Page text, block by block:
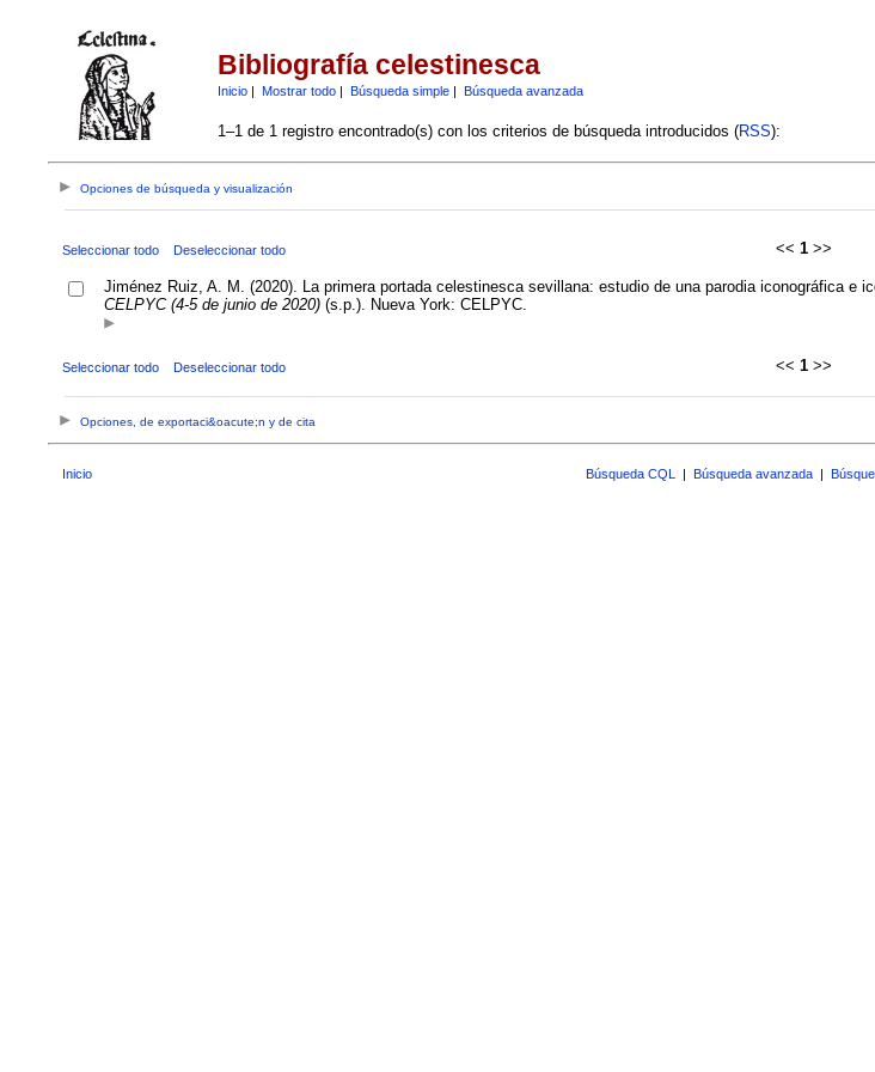
Bibliografía celestinesca
Inicio| Mostrar todo| Búsqueda simple| Búsqueda avanzada
1–1 de 1 registro encontrado(s) con los criterios de búsqueda introducidos (RSS):
Opciones de búsqueda y visualización
Seleccionar todo Deseleccionar todo << 1>>
Jiménez Ruiz, A. M. (2020). La primera portada celestinesca sevillana: estudio de una parodia iconográfica e
CELPYC (4-5 de junio de 2020)(s.p.). Nueva York: CELPYC.
Seleccionar todo Deseleccionar todo << 1>>
Opciones, de exportaci&oacute;n y de cita
Inicio Búsqueda CQL | Búsqueda avanzada |